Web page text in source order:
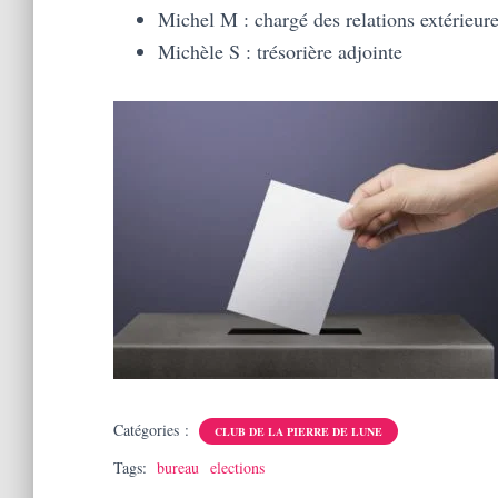
Michel M : chargé des relations
Michèle S : trésorière adjointe
Catégories : CLUB DE LA PIERRE DE LUNE
Tags: bureau elections